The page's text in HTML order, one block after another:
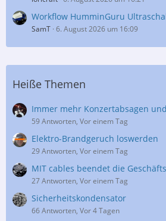
Workflow HumminGuru
SamT 6. August 2026 um 16:09
Heiße Themen
Immer mehr Konzertabsagen
59 Antworten, Vor einem Tag
Elektro-Brandgeruch loswerden
29 Antworten, Vor einem Tag
MIT cables beendet die
27 Antworten, Vor einem Tag
Sicherheitskondensator
66 Antworten, Vor 4 Tagen